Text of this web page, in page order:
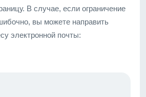
В случае, если ограничение
вы можете направить
электронной почты: